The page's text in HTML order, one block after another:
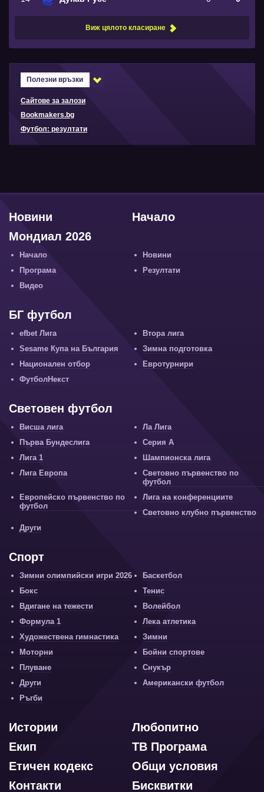
Виж цялото класиране
Полезни връзки
Сайтове за залози
Bookmakers.bg
Футбол: резултати
Начало
Новини
Мондиал 2026
Начало
Новини
Програма
Резултати
Видео
БГ футбол
efbet Лига
Втора лига
Sesame Купа на България
Зимна подготовка
Национален отбор
Евротурнири
ФутболНекст
Световен футбол
Висша лига
Ла Лига
Първа Бундеслига
Серия А
Лига 1
Шампионска лига
Лига Европа
Световно първенство по
футбол
Европейско първенство по
футбол
Лига на конференциите
Световно клубно първенство
Други
Спорт
Зимни олимпийски игри 2026
Баскетбол
Бокс
Тенис
Вдигане на тежести
Волейбол
Формула 1
Лека атлетика
Художествена гимнастика
Зимни
Моторни
Бойни спортове
Плуване
Снукър
Други
Американски футбол
Ръгби
Любопитно
Истории
ТВ Програма
Екип
Общи условия
Етичен кодекс
Бисквитки
Контакти